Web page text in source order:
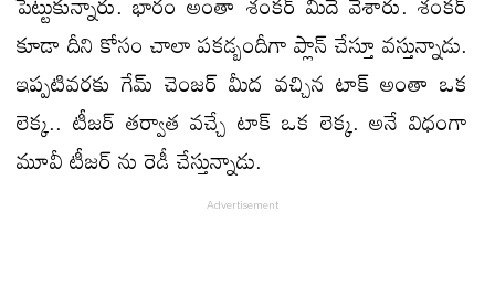
కూడా దీని కోసం చాలా పకడ్బందీగా ప్లాన్ చేస్తూ వస్తున్నాడు.
ఇప్పటివరకు గేమ్ చెంజర్ మీద వచ్చిన టాక్ అంతా ఒక
లెక్క.. టీజర్ తర్వాత వచ్చే టాక్ ఒక లెక్క. అనే విధంగా
మూవీ టీజర్ ను రెడీ చేస్తున్నాడు.